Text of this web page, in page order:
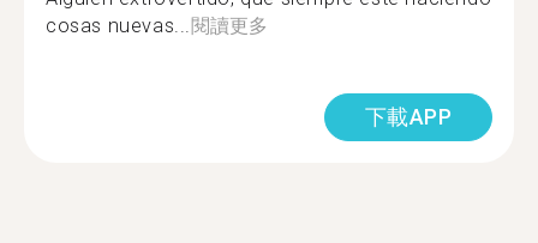
cosas nuevas...閱讀更多
下載APP